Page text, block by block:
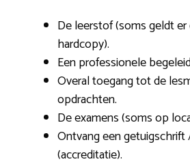
De leerstof (soms geldt
hardcopy).
Een professionele
Overal toegang tot de
opdrachten.
De examens (soms op
Ontvang een
(accreditatie).